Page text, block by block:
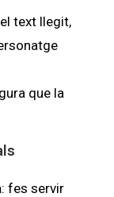
text llegit,
que la
: fes servir